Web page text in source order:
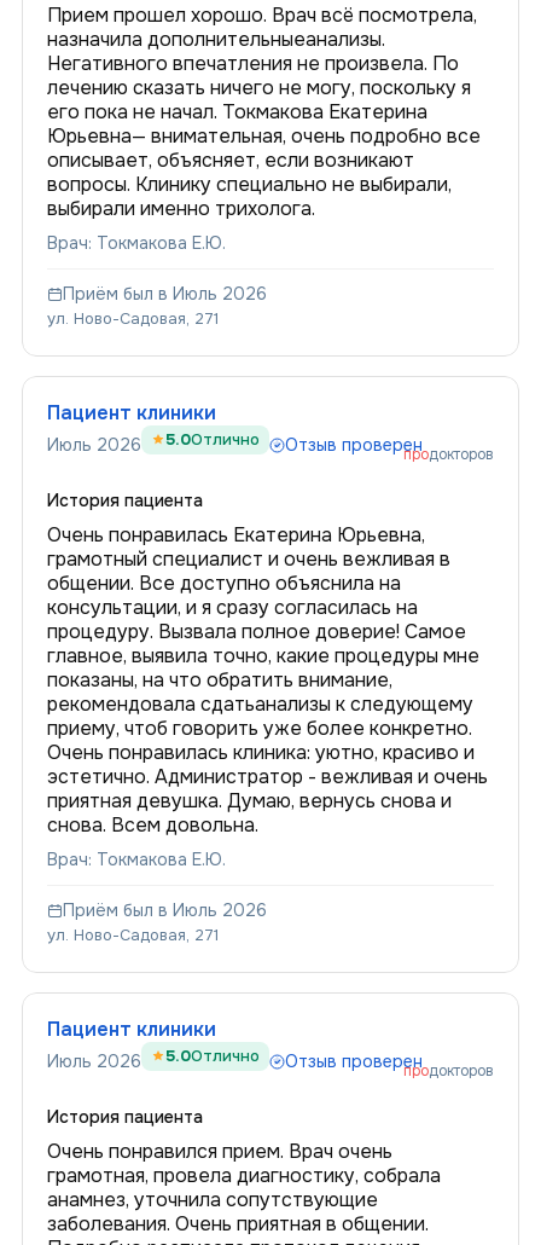
Прием прошел хорошо. Врач всё посмотрела,
назначила дополнительныеанализы.
Негативного впечатления не произвела. По
лечению сказать ничего не могу, поскольку я
его пока не начал. Токмакова Екатерина
Юрьевна— внимательная, очень подробно все
описывает, объясняет, если возникают
вопросы. Клинику специально не выбирали,
выбирали именно трихолога.
Врач: Токмакова Е.Ю.
Приём был в Июль 2026
ул. Ново-Садовая, 271
Пациент клиники
Июль 2026 5.0Отлично Отзыв проверен
продокторов
История пациента
Очень понравилась Екатерина Юрьевна,
грамотный специалист и очень вежливая в
общении. Все доступно объяснила на
консультации, и я сразу согласилась на
процедуру. Вызвала полное доверие! Самое
главное, выявила точно, какие процедуры мне
показаны, на что обратить внимание,
рекомендовала сдатьанализы к следующему
приему, чтоб говорить уже более конкретно.
Очень понравилась клиника: уютно, красиво и
эстетично. Администратор - вежливая и очень
приятная девушка. Думаю, вернусь снова и
снова. Всем довольна.
Врач: Токмакова Е.Ю.
Приём был в Июль 2026
ул. Ново-Садовая, 271
Пациент клиники
Июль 2026 5.0Отлично Отзыв проверен
продокторов
История пациента
Очень понравился прием. Врач очень
грамотная, провела диагностику, собрала
анамнез, уточнила сопутствующие
заболевания. Очень приятная в общении.